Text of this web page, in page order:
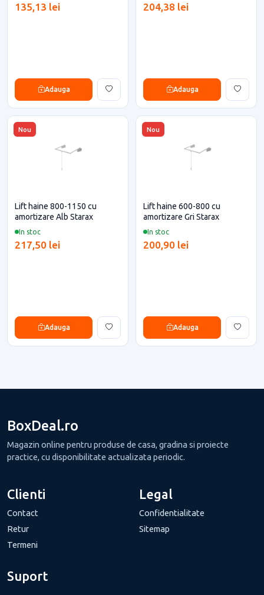
135,13 lei
Adauga
204,38 lei
Adauga
Nou
In stoc
Lift haine 800-1150 cu
amortizare Alb Starax
217,50 lei
Adauga
Nou
In stoc
Lift haine 600-800 cu
amortizare Gri Starax
200,90 lei
Adauga
BoxDeal.ro
Magazin online pentru produse de casa, gradina si proiecte
practice, cu disponibilitate actualizata periodic.
Clienti
Contact
Retur
Termeni
Legal
Confidentialitate
Sitemap
Suport